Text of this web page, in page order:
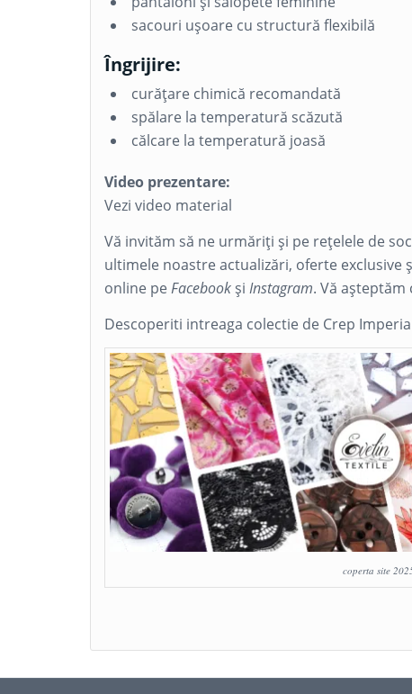
sacouri ușoare cu structură flexibilă
Îngrijire:
curățare chimică recomandată
spălare la temperatură scăzută
călcare la temperatură joasă
Video prezentare:
Vezi video material
Vă invităm să ne urmăriți și pe rețelele de
ultimele noastre actualizări, oferte
online peFacebook șiInstagram. Vă așteptăm
Descoperiti intreaga colectie de Crep
coperta site